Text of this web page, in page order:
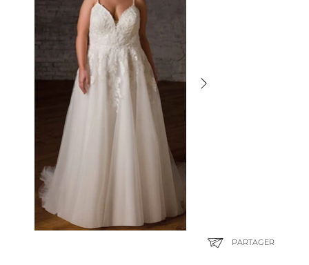
PARTAGER